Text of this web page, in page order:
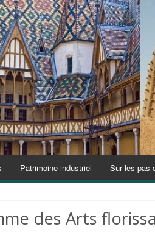
Patrimoine industriel Sur les pas
des Arts